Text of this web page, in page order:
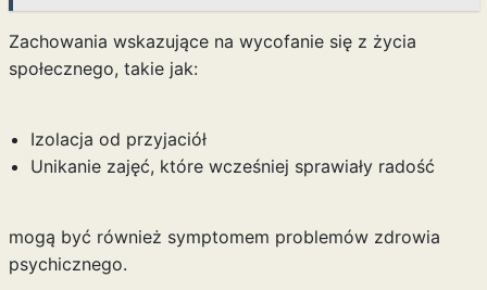
Zachowania wskazujące na wycofanie się z życia
społecznego, takie jak:
Izolacja od przyjaciół
Unikanie zajęć, które wcześniej sprawiały radość
mogą być również symptomem problemów zdrowia
psychicznego.